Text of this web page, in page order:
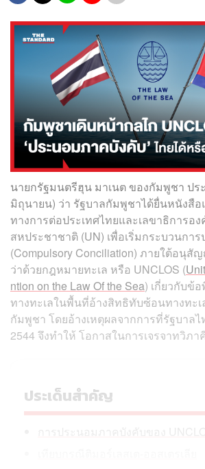
นายกรัฐมนตรีฮุน มาเนต ของกัมพูชา ปร
มิถุนายน) ว่า รัฐบาลกัมพูชาได้ยื่นหนังสือ
ทางการต่อประเทศไทยและเลขาธิการอง
สหประชาชาติ (UN) เพื่อเริ่มกระบวนกา
(Compulsory Conciliation) ภายใต้อนุ
ว่าด้วยกฎหมายทะเล หรือ UNCLOS (
ntion on the Law Of the Sea) เกี่ยวกับข้
ทางทะเลในพื้นที่อ้างสิทธิทับซ้อนทางทะเ
กัมพูชา โดยอ้างเหตุผลจากการที่รัฐบาลไ
2544 จึงทำให้ โอกาสในการเจรจาทวิภ
ประเด็นสำคัญ